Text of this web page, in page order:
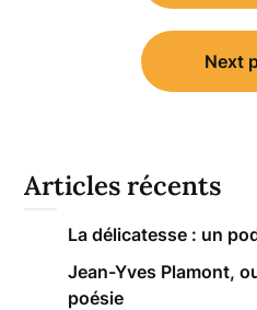
Next
Articles récents
La délicatesse : un
Jean-Yves Plamont,
poésie